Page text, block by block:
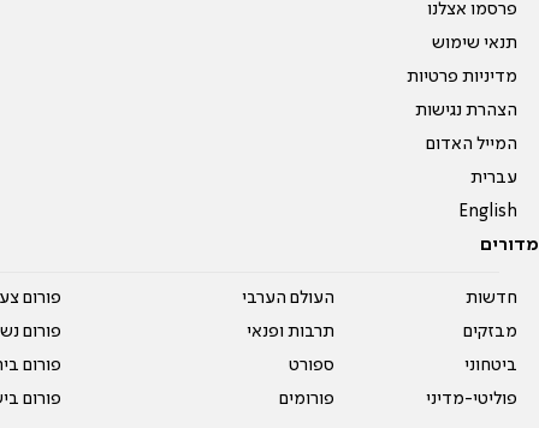
פרסמו אצלנו
תנאי שימוש
מדיניות פרטיות
הצהרת נגישות
המייל האדום
עברית
English
מדורים
חדשות
מבזקים
ביטחוני
פוליטי-מדיני
העולם הערבי
תרבות ופנאי
ספורט
פורומים
פורום
פורום
פורום
פורום